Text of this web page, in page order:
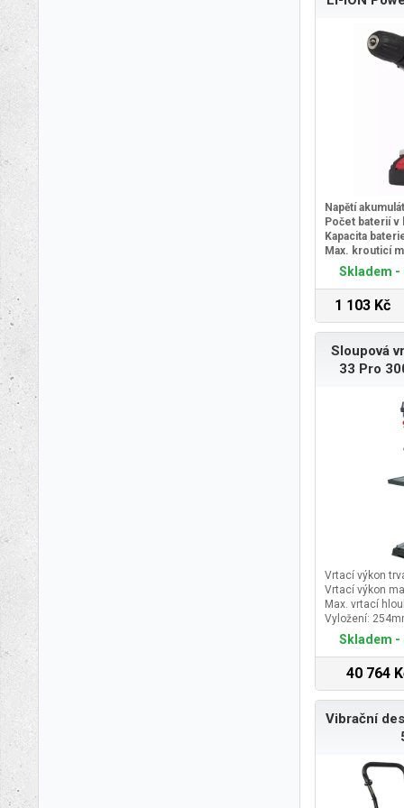
Napětí
Počet baterií v
Kapacita
Max. krouticí
Skladem -
1 103 Kč
Sloupová
33 Pro
Vrtací výkon
Vrtací výkon
Max. vrtací
Vyložení:
Skladem -
40 764
Vibrační